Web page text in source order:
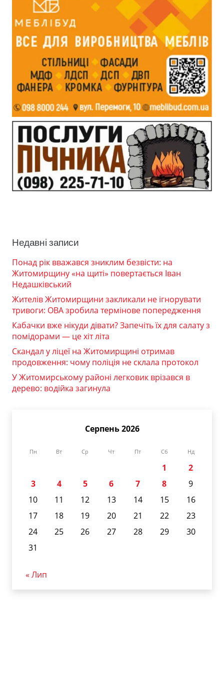
Недавні записи
Понад рік вважався зниклим безвісти: на
Житомирщину «на щиті» повертається Іван
Недашківський
Жителів Житомирщини закликали не ігнорувати
тривоги: ОВА зробила термінове попередження
Кабачки вже нікуди дівати? Запечіть їх для салату з
помідорами — це хіт літа
Скандал у ліцеї на Житомирщині отримав
продовження: чому поліція не склала протокол
У Житомирському районі легковик врізався в
дерево: водійка загинула
Серпень 2026
Пн Вт Ср Чт Пт Сб Нд
1
2
3
4 5 6 7 8
9
10
11 12 13 14 15
16
17
18 19 20 21 22
23
24
25 26 27 28 29
30
31
« Лип